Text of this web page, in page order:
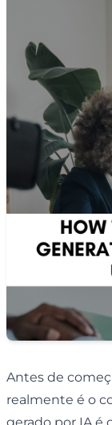
Antes de
realmente é o
gerado por IA é